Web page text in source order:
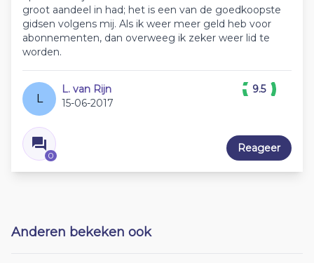
groot aandeel in had; het is een van de goedkoopste
gidsen volgens mij. Als ik weer meer geld heb voor
abonnementen, dan overweeg ik zeker weer lid te
worden.
L
L. van Rijn
15-06-2017
0
9.5
Reageer
Anderen bekeken ook